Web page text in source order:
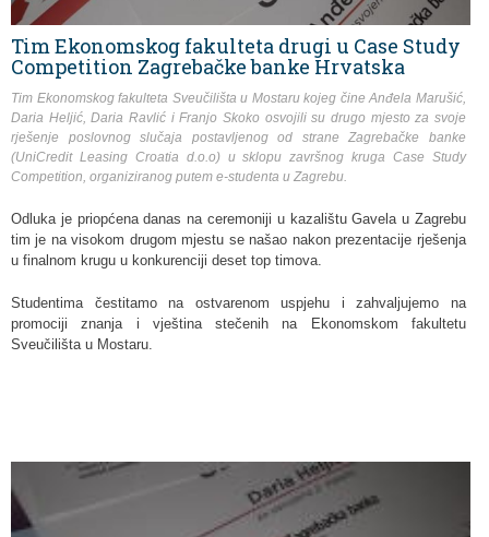
Tim Ekonomskog fakulteta drugi u Case Study
Competition Zagrebačke banke Hrvatska
Tim Ekonomskog fakulteta Sveučilišta u Mostaru kojeg čine Anđela Marušić,
Daria Heljić, Daria Ravlić i Franjo Skoko osvojili su drugo mjesto za svoje
rješenje poslovnog slučaja postavljenog od strane Zagrebačke banke
(UniCredit Leasing Croatia d.o.o) u sklopu završnog kruga Case Study
Competition, organiziranog putem e-studenta u Zagrebu.
Odluka je priopćena danas na ceremoniji u kazalištu Gavela u Zagrebu
tim je na visokom drugom mjestu se našao nakon prezentacije rješenja
u finalnom krugu u konkurenciji deset top timova.
Studentima čestitamo na ostvarenom uspjehu i zahvaljujemo na
promociji znanja i vještina stečenih na Ekonomskom fakultetu
Sveučilišta u Mostaru.